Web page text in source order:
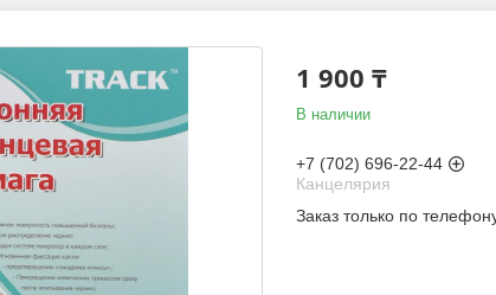
1 900 ₸
В наличии
+7 (702) 696-22-44
Канцелярия
Заказ только по